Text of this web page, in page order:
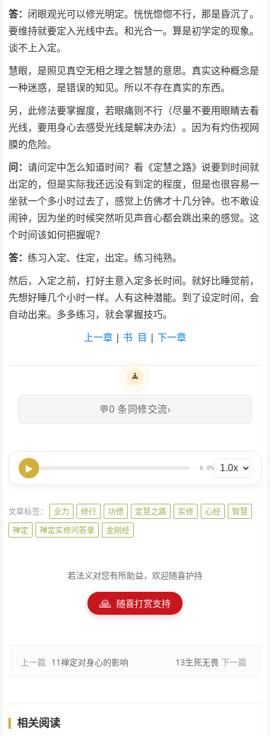
答： 闭眼观光可以修光明定。恍恍惚惚不行，那是昏沉了。
要维持就要定入光线中去。和光合一。算是初学定的现象。
谈不上入定。
慧眼，是照见真空无相之理之智慧的意思。真实这种概念是
一种迷惑，是错误的知见。所以不存在真实的东西。
另，此修法要掌握度，若眼痛则不行（尽量不要用眼睛去看
光线，要用身心去感受光线是解决办法）。因为有灼伤视网
膜的危险。
问：请问定中怎么知道时间？看《定慧之路》说要到时间就
出定的，但是实际我还远没有到定的程度，但是也很容易一
坐就一个多小时过去了，感觉上仿佛才十几分钟。也不敢设
闹钟，因为坐的时候突然听见声音心都会跳出来的感觉。这
个时间该如何把握呢？
答：练习入定、住定，出定。练习纯熟。
然后，入定之前，打好主意入定多长时间。就好比睡觉前，
先想好睡几个小时一样。人有这种潜能。到了设定时间，会
自动出来。多多练习，就会掌握技巧。
上一章 | 书 目 | 下一章
🧘
💬0 条同修交流›
▶ 0.0%
文章标签： 业力 修行 功德 定慧之路 实修 心经
智慧
禅定
禅定实修问答录 金刚经
若法义对您有所助益，欢迎随喜护持
🙏 随喜打赏支持
上一篇 11禅定对身心的影响 13生死无畏 下一篇
相关阅读